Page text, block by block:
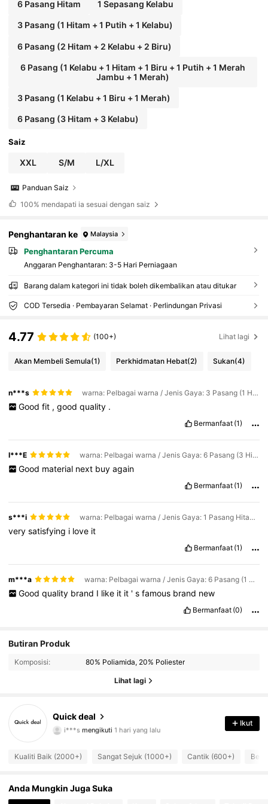
6 Pasang Hitam 1 Sepasang Kelabu
3 Pasang (1 Hitam + 1 Putih + 1 Kelabu)
6 Pasang (2 Hitam + 2 Kelabu + 2 Biru)
6 Pasang (1 Kelabu + 1 Hitam + 1 Biru + 1 Putih + 1 Merah
Jambu + 1 Merah)
3 Pasang (1 Kelabu + 1 Biru + 1 Merah)
6 Pasang (3 Hitam + 3 Kelabu)
Saiz
XXL S/M L/XL
Panduan Saiz
100% mendapati ia sesuai dengan saiz
Penghantaran ke Malaysia
Penghantaran Percuma
​Anggaran Penghantaran: 3-5 Hari Perniagaan
Barang dalam kategori ini tidak boleh dikembalikan atau ditukar
COD Tersedia · Pembayaran Selamat · Perlindungan Privasi
4.77 (100+) Lihat lagi
Akan Membeli Semula(1) Perkhidmatan Hebat(2) Sukan(4)
n***s warna: Pelbagai warna / Jenis Gaya: 3 Pasang (1 Hitam + 1 Putih + 1 Kelabu) / Saiz: S/M
Good fit , good quality .
Bermanfaat (1)
I***E warna: Pelbagai warna / Jenis Gaya: 6 Pasang (3 Hitam + 3 Kelabu) / Saiz: L/XL
Good material next buy again
Bermanfaat (1)
s***i warna: Pelbagai warna / Jenis Gaya: 1 Pasang Hitam / Saiz: XXL
verysatisfying i love it
Bermanfaat (1)
m***a warna: Pelbagai warna / Jenis Gaya: 6 Pasang (1 Kelabu + 1 Hitam + 1 Biru + 1 Putih + 1 Merah Jambu + 1 Merah) / Saiz: L/XL
Good quality brand I like it it ' s famous brand new
Bermanfaat (0)
Butiran Produk
Komposisi: 80% Poliamida, 20% Poliester
Lihat lagi
Quick deal
536 Pengikut
i***s mengikuti 1 hari yang lalu
536 Pengikut
4.84 536 Pengikut
Ikut
Kualiti Baik (2000+) Sangat Sejuk (1000+) Cantik (600+)
Anda Mungkin Juga Suka